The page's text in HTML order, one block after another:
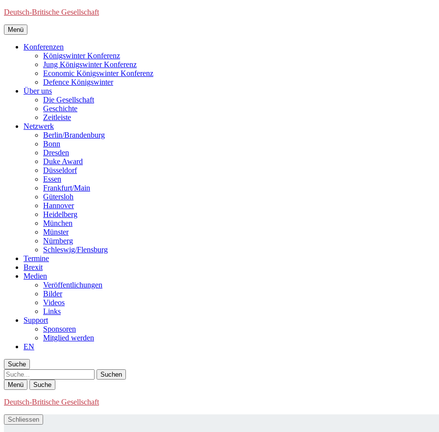
Deutsch-Britische Gesellschaft
Menü
Konferenzen
Königswinter Konferenz
Jung Königswinter Konferenz
Economic Königswinter Konferenz
Defence Königswinter
Über uns
Die Gesellschaft
Geschichte
Zeitleiste
Netzwerk
Berlin/Brandenburg
Bonn
Dresden
Duke Award
Düsseldorf
Essen
Frankfurt/Main
Gütersloh
Hannover
Heidelberg
München
Münster
Nürnberg
Schleswig/Flensburg
Termine
Brexit
Medien
Veröffentlichungen
Bilder
Videos
Links
Support
Sponsoren
Mitglied werden
EN
Suche
Suche
Menü Suche
Deutsch-Britische Gesellschaft
Schliessen